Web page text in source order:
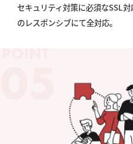
セキュリティ対策に必須なSSL
のレスポンシブにて全対応。